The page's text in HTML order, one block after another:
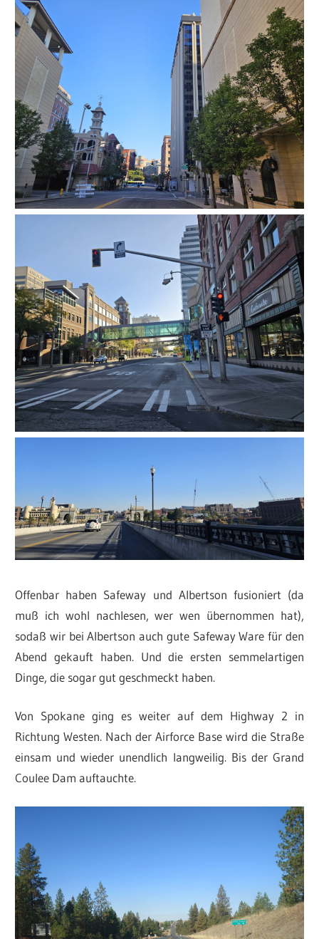
Offenbar haben Safeway und Albertson fusioniert (da
muß ich wohl nachlesen, wer wen übernommen hat),
sodaß wir bei Albertson auch gute Safeway Ware für den
Abend gekauft haben. Und die ersten semmelartigen
Dinge, die sogar gut geschmeckt haben.
Von Spokane ging es weiter auf dem Highway 2 in
Richtung Westen. Nach der Airforce Base wird die Straße
einsam und wieder unendlich langweilig. Bis der Grand
Coulee Dam auftauchte.